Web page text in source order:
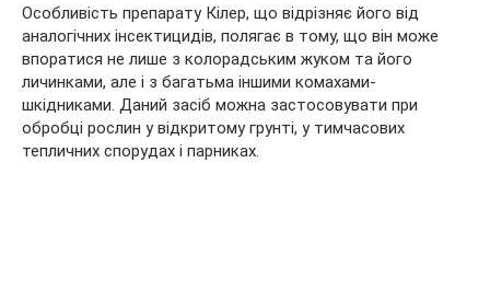
Особливість препарату Кілер, що відрізняє його від
аналогічних інсектицидів, полягає в тому, що він може
впоратися не лише з колорадським жуком та його
личинками, але і з багатьма іншими комахами-
шкідниками. Даний засіб можна застосовувати при
обробці рослин у відкритому грунті, у тимчасових
тепличних спорудах і парниках.